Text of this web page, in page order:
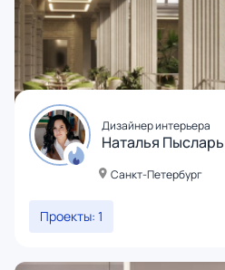
Дизайнер интерьера
Наталья Пысларь
Санкт-Петербург
Проекты: 1